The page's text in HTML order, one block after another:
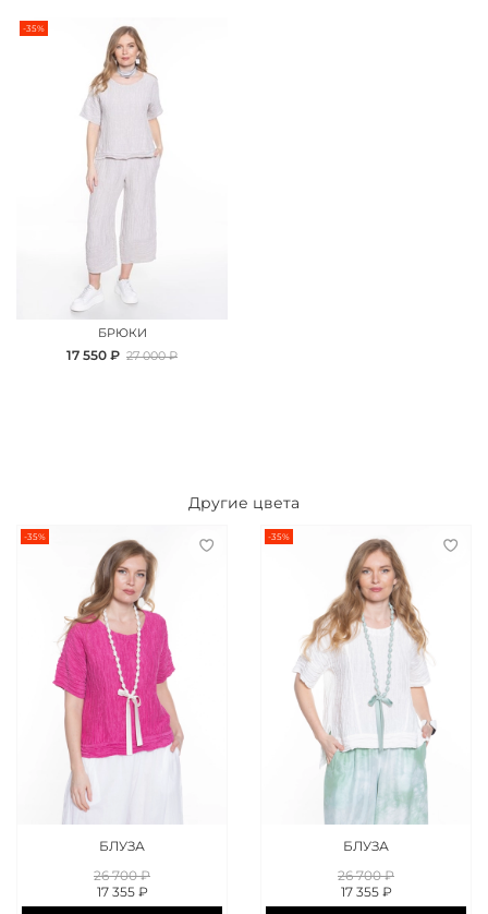
-35%
БРЮКИ
17 550 ₽ 27 000 ₽
Другие цвета
-35%
БЛУЗА
26 700 ₽
17 355 ₽
-35%
БЛУЗА
26 700 ₽
17 355 ₽